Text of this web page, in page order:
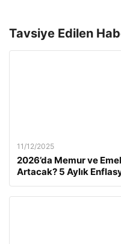
Tavsiye Edilen
11/12/2025
2026’da Memur ve
Artacak? 5 Aylık